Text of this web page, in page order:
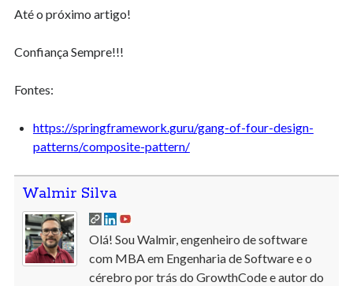
Até o próximo artigo!
Confiança Sempre!!!
Fontes:
https://springframework.guru/gang-of-four-design-
patterns/composite-pattern/
Walmir Silva
Olá! Sou Walmir, engenheiro de software
com MBA em Engenharia de Software e o
cérebro por trás do GrowthCode e autor do